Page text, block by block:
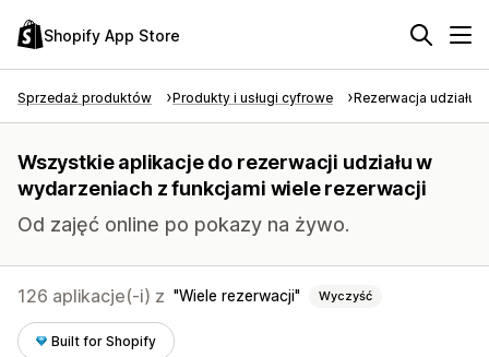
Shopify App Store
Sprzedaż produktów Produkty i usługi cyfrowe Rezerwacja udziału
Wszystkie aplikacje do rezerwacji udziału w
wydarzeniach z funkcjami wiele rezerwacji
Od zajęć online po pokazy na żywo.
126 aplikacje(-i) z Wiele rezerwacji Wyczyść
Built for Shopify